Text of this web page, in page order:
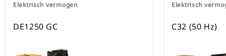
Elektrisch vermogen
DE1250 GC
Elektrisch
C32 (50 Hz)